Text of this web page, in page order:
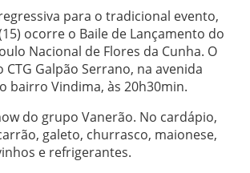
para o tradicional evento,
ocorre o Baile de Lançamento do
Nacional de Flores da Cunha. O
CTG Galpão Serrano, na avenida
bairro Vindima, às 20h30min.
do grupo Vanerão. No cardápio,
galeto, churrasco, maionese,
e refrigerantes.